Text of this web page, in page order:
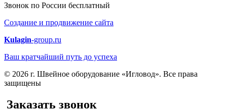
Звонок по России бесплатный
Создание и продвижение сайта
Kulagin-group.ru
Ваш кратчайший путь до успеха
© 2026 г. Швейное оборудование «Игловод». Все права
защищены
Заказать звонок